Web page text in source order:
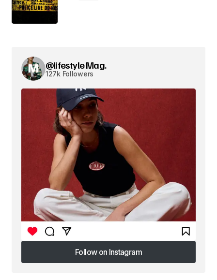
@lifestyle Mag.
127k Followers
Follow on Instagram
Follow on Instagram